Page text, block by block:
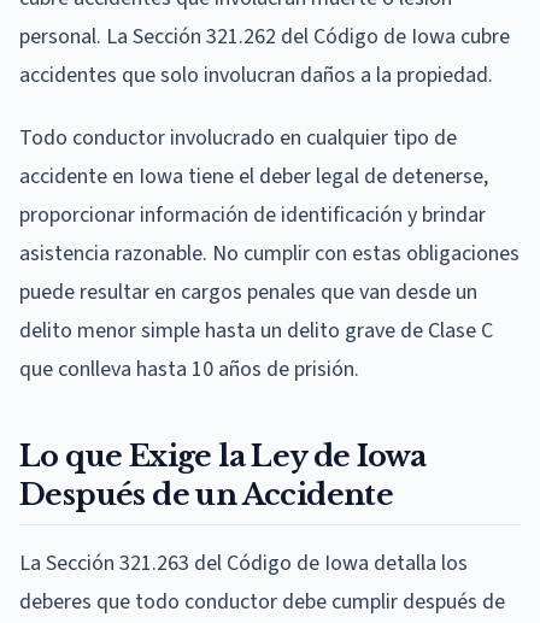
personal. La Sección 321.262 del Código de Iowa cubre
accidentes que solo involucran daños a la propiedad.
Todo conductor involucrado en cualquier tipo de
accidente en Iowa tiene el deber legal de detenerse,
proporcionar información de identificación y brindar
asistencia razonable. No cumplir con estas obligaciones
puede resultar en cargos penales que van desde un
delito menor simple hasta un delito grave de Clase C
que conlleva hasta 10 años de prisión.
Lo que Exige la Ley de Iowa
Después de un Accidente
La Sección 321.263 del Código de Iowa detalla los
deberes que todo conductor debe cumplir después de